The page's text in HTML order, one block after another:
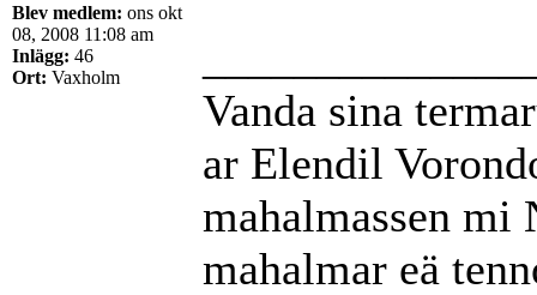
Blev medlem: ons okt
08, 2008 11:08 am
Inlägg: 46
Ort: Vaxholm
Vanda sina
ar Elendil
mahalmassen
mahalmar eä